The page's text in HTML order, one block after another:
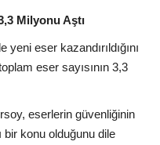
Milyonu Aştı
eser kazandırıldığını
eser sayısının 3,3
eserlerin güvenliğinin
konu olduğunu dile